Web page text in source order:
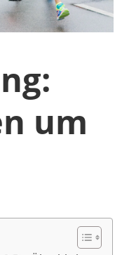
um